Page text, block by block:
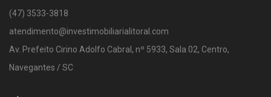
(47) 3533-3818
atendimento@investimobiliarialitoral.com
Av. Prefeito Cirino Adolfo Cabral, nº 5933, Sala 02, Centro,
Navegantes / SC